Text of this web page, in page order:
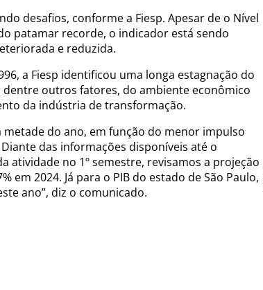
desafios, conforme a Fiesp. Apesar de o Nível
patamar recorde, o indicador está sendo
e reduzida.
a Fiesp identificou uma longa estagnação do
dentre outros fatores, do ambiente econômico
da indústria de transformação.
do ano, em função do menor impulso
das informações disponíveis até o
atividade no 1º semestre, revisamos a projeção
em 2024. Já para o PIB do estado de São Paulo,
ano”, diz o comunicado.